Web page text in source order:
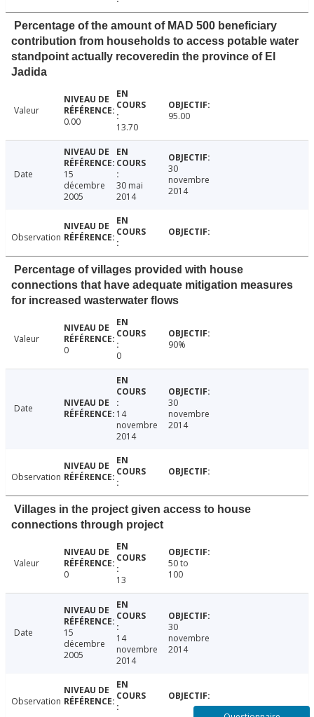
Percentage of the amount of MAD 500 beneficiary
contribution from households to access potable water
standpoint actually recoveredin the province of El
Jadida
Valeur
0.00
13.70
95.00
Date
15
décembre
2005
30 mai
2014
30
novembre
2014
Observation
Percentage of villages provided with house
connections that have adequate mitigation measures
for increased wasterwater flows
Valeur
0
0
90%
Date
14
novembre
2014
30
novembre
2014
Observation
Villages in the project given access to house
connections through project
Valeur
0
13
50 to
100
Date
15
décembre
2005
14
novembre
2014
30
novembre
2014
Observation